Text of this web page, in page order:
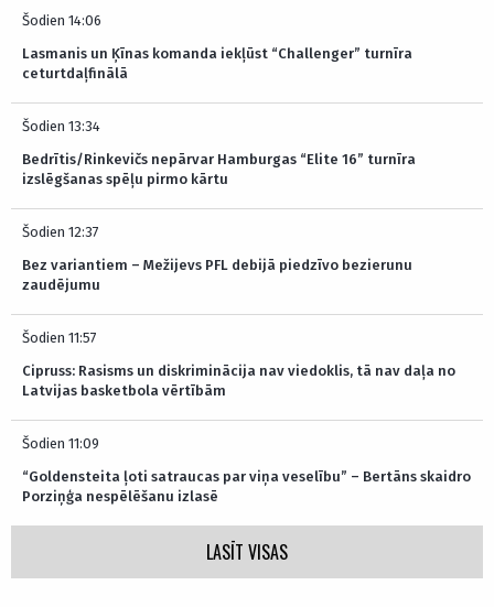
Šodien 14:06
Lasmanis un Ķīnas komanda iekļūst “Challenger” turnīra
ceturtdaļfinālā
Šodien 13:34
Bedrītis/Rinkevičs nepārvar Hamburgas “Elite 16” turnīra
izslēgšanas spēļu pirmo kārtu
Šodien 12:37
Bez variantiem – Mežijevs PFL debijā piedzīvo bezierunu
zaudējumu
Šodien 11:57
Cipruss: Rasisms un diskriminācija nav viedoklis, tā nav daļa no
Latvijas basketbola vērtībām
Šodien 11:09
“Goldensteita ļoti satraucas par viņa veselību” – Bertāns skaidro
Porziņģa nespēlēšanu izlasē
LASĪT VISAS